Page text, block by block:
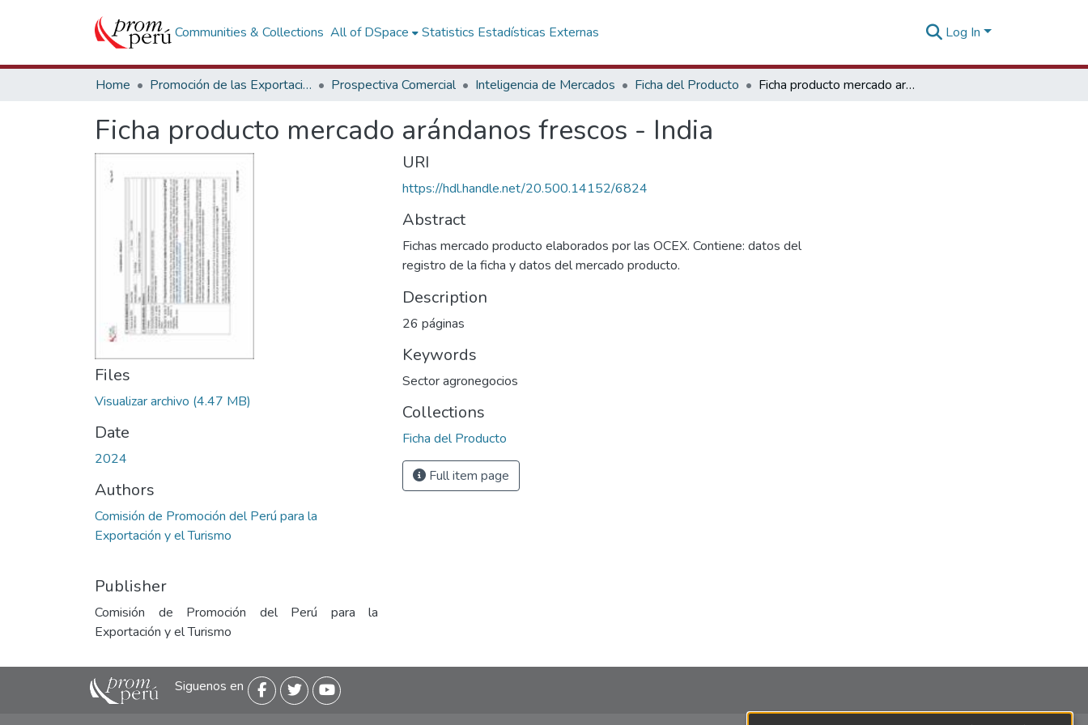
Communities & Collections All of DSpace Statistics Estadísticas Externas Log In
Home Promoción de las Exportaciones Prospectiva Comercial Inteligencia de Mercados Ficha del Producto Ficha producto mercado arándanos frescos - India
Ficha producto mercado arándanos frescos - India
Files
Visualizar archivo (4.47 MB)
Date
2024
Authors
Comisión de Promoción del Perú para la
Exportación y el Turismo
Publisher
Comisión de Promoción del Perú para la
Exportación y el Turismo
URI
https://hdl.handle.net/20.500.14152/6824
Abstract
Fichas mercado producto elaborados por las OCEX. Contiene: datos del
registro de la ficha y datos del mercado producto.
Description
26 páginas
Keywords
Sector agronegocios
Collections
Ficha del Producto
Full item page
Siguenos en